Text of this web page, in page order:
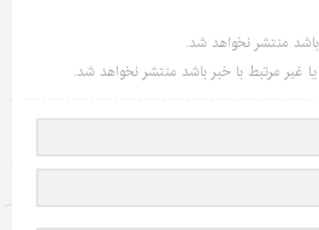
منتشر نخواهد شد.
غیر مرتبط با خبر باشد منتشر نخواهد شد.